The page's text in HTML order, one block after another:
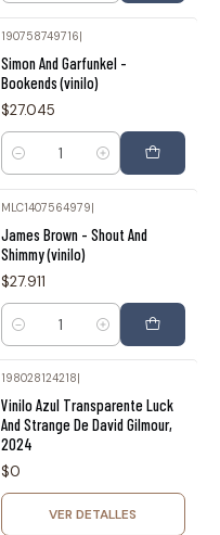
190758749716
Simon And Garfunkel -
Bookends (vinilo)
$27.045
Cantidad
MLC1407564979|
James Brown - Shout And
Shimmy (vinilo)
$27.911
Cantidad
198028124218
Vinilo Azul Transparente Luck
And Strange De David Gilmour,
2024
$0
VER DETALLES